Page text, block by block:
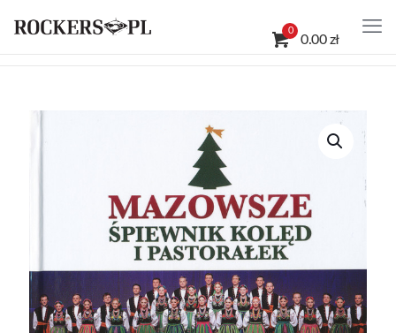
0
0.00 zł